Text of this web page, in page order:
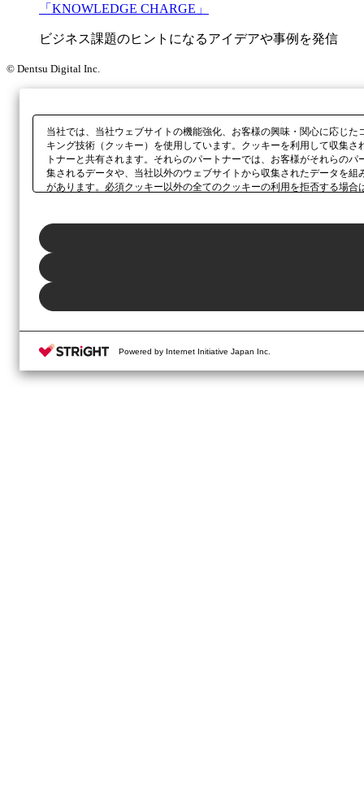
「KNOWLEDGE CHARGE」
ビジネス課題のヒントになるアイデアや事例を発信
© Dentsu Digital Inc.
当社では、当社ウェブサイトの機能強化、お客様の興味・関心に応じ
キング技術（クッキー）を使用しています。クッキーを利用して収集
トナーと共有されます。それらのパートナーでは、お客様がそれらの
集されるデータや、当社以外のウェブサイトから収集されたデータを
があります。必須クッキー以外の全てのクッキーの利用を拒否する場
Powered by Internet Initiative Japan Inc.